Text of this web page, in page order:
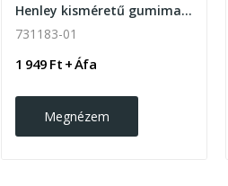
Henley kisméretű gumimatrac
731183-01
1 949 Ft + Áfa
Megnézem